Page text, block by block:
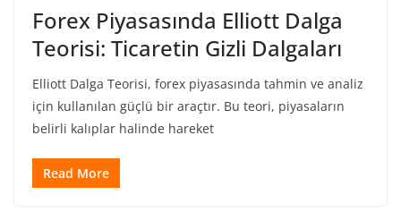
Forex Piyasasında Elliott Dalga
Teorisi: Ticaretin Gizli Dalgaları
Elliott Dalga Teorisi, forex piyasasında tahmin ve analiz
için kullanılan güçlü bir araçtır. Bu teori, piyasaların
belirli kalıplar halinde hareket
Read More